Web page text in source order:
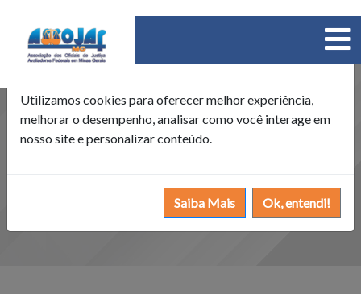
Política de Cookies ×
Utilizamos cookies para oferecer melhor experiência,
melhorar o desempenho, analisar como você interage em
nosso site e personalizar conteúdo.
Saiba Mais Ok, entendi!